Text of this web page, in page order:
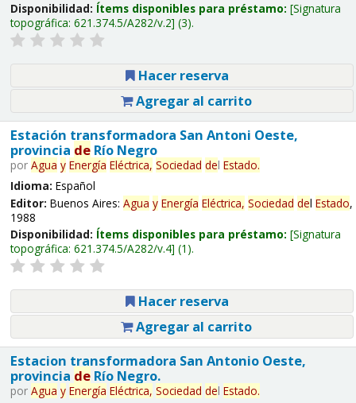
Disponibilidad: Ítems disponibles para préstamo: Signatura
topográfica: 621.374.5/A282/v.2 (3).
Hacer reserva
Agregar al carrito
Estación transformadora San Antoni Oeste,
provincia deRío Negro
por Agua y Energía Eléctrica, Sociedad del Estado.
Idioma: Español
Editor: Buenos Aires: Agua y Energía Eléctrica, Sociedad del Estado,
1988
Disponibilidad: Ítems disponibles para préstamo: Signatura
topográfica: 621.374.5/A282/v.4 (1).
Hacer reserva
Agregar al carrito
Estacion transformadora San Antonio Oeste,
provincia deRío Negro.
por Agua y Energía Eléctrica, Sociedad del Estado.